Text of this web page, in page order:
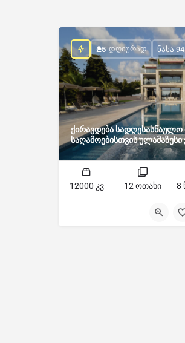
ქირავდება
საღამოებისთვის
₾5 ᲓᲦᲘᲣᲠᲐᲓ ნახა 94
12000 კვ 12 ოთახი